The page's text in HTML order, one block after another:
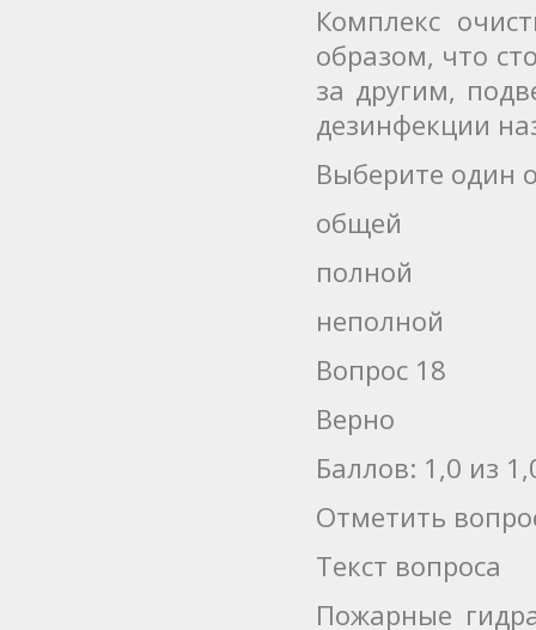
Комплекс
образом, что
за другим,
дезинфекции
Выберите один
общей
полной
неполной
Вопрос 18
Верно
Баллов: 1,0 из
Отметить
Текст вопроса
Пожарные